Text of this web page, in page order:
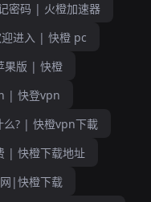
密码 | 火橙加速器
进入 | 快橙 pc
果版 | 快橙
| 快登vpn
? | 快橙vpn下載
| 快橙下载地址
|快橙下载